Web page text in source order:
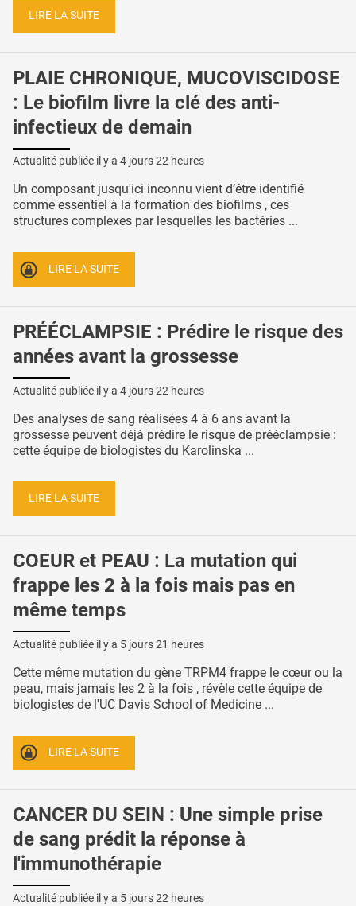
LIRE LA SUITE
PLAIE CHRONIQUE, MUCOVISCIDOSE
: Le biofilm livre la clé des anti-
infectieux de demain
Actualité publiée il y a 4 jours 22 heures
Un composant jusqu'ici inconnu vient d’être identifié
comme essentiel à la formation des biofilms , ces
structures complexes par lesquelles les bactéries ...
LIRE LA SUITE
PRÉÉCLAMPSIE : Prédire le risque des
années avant la grossesse
Actualité publiée il y a 4 jours 22 heures
Des analyses de sang réalisées 4 à 6 ans avant la
grossesse peuvent déjà prédire le risque de prééclampsie :
cette équipe de biologistes du Karolinska ...
LIRE LA SUITE
COEUR et PEAU : La mutation qui
frappe les 2 à la fois mais pas en
même temps
Actualité publiée il y a 5 jours 21 heures
Cette même mutation du gène TRPM4 frappe le cœur ou la
peau, mais jamais les 2 à la fois , révèle cette équipe de
biologistes de l'UC Davis School of Medicine ...
LIRE LA SUITE
CANCER DU SEIN : Une simple prise
de sang prédit la réponse à
l'immunothérapie
Actualité publiée il y a 5 jours 22 heures